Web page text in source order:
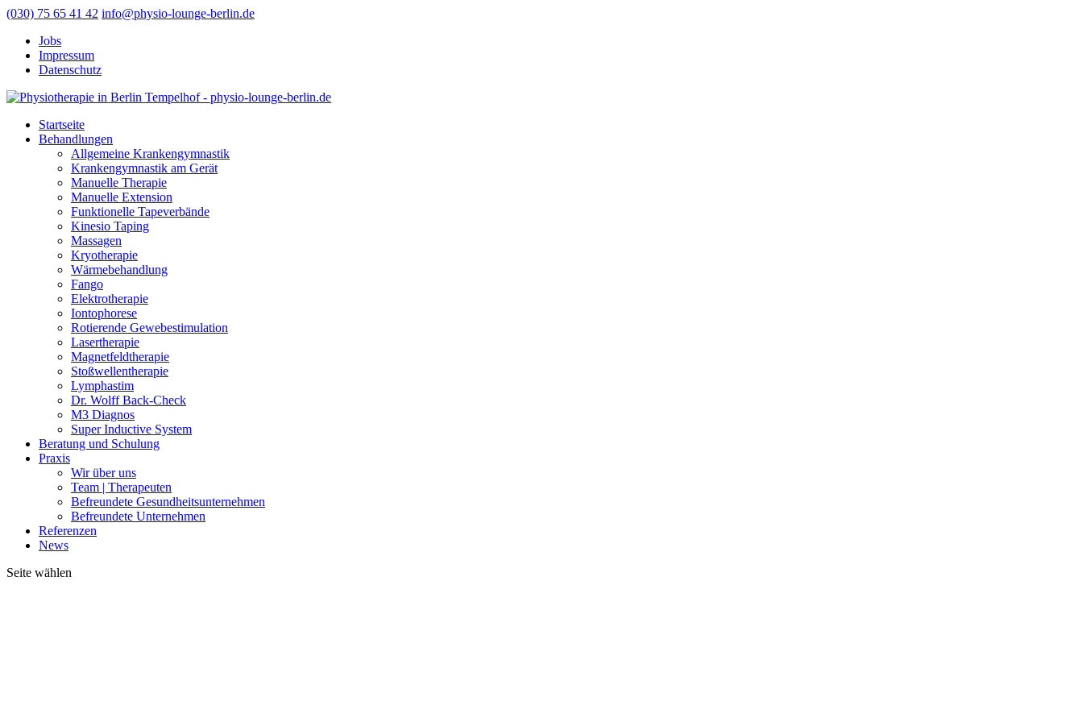
(030) 75 65 41 42 info@physio-lounge-berlin.de
Jobs
Impressum
Datenschutz
Startseite
Behandlungen
Allgemeine Krankengymnastik
Krankengymnastik am Gerät
Manuelle Therapie
Manuelle Extension
Funktionelle Tapeverbände
Kinesio Taping
Massagen
Kryotherapie
Wärmebehandlung
Fango
Elektrotherapie
Iontophorese
Rotierende Gewebestimulation
Lasertherapie
Magnetfeldtherapie
Stoßwellentherapie
Lymphastim
Dr. Wolff Back-Check
M3 Diagnos
Super Inductive System
Beratung und Schulung
Praxis
Wir über uns
Team | Therapeuten
Befreundete Gesundheitsunternehmen
Befreundete Unternehmen
Referenzen
News
Seite wählen